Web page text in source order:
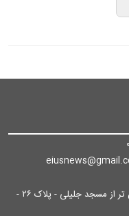
آدرس: تهران/ انتهای خیابان ایرانشهر - پایین تر از مسجد جلیلی - پلاک ۲۶ -